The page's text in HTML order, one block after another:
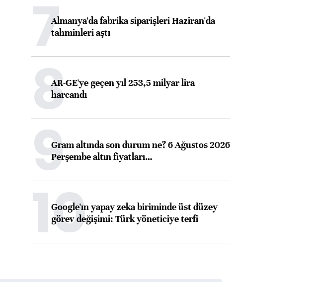
7Almanya'da fabrika siparişleri Haziran'da
tahminleri aştı
8AR-GE'ye geçen yıl 253,5 milyar lira
harcandı
9Gram altında son durum ne? 6 Ağustos 2026
Perşembe altın fiyatları…
10
Google'ın yapay zeka biriminde üst düzey
görev değişimi: Türk yöneticiye terfi